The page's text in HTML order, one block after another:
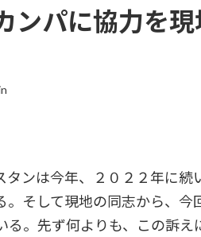
ンパに協力を
ンは今年、２０２２年に続
そして現地の同志から、今
。先ず何よりも、この訴え